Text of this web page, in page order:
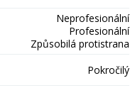
Neprofesionální
Profesionální
Způsobilá protistrana
Pokročilý